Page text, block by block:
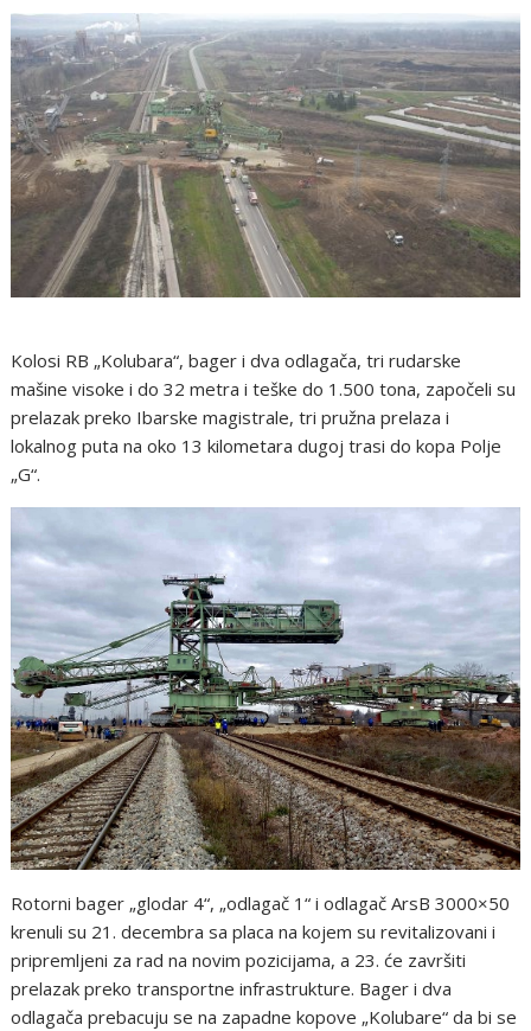
Kolosi RB „Kolubara“, bager i dva odlagača, tri rudarske
mašine visoke i do 32 metra i teške do 1.500 tona, započeli su
prelazak preko Ibarske magistrale, tri pružna prelaza i
lokalnog puta na oko 13 kilometara dugoj trasi do kopa Polje
„G“.
Rotorni bager „glodar 4“, „odlagač 1“ i odlagač ArsB 3000×50
krenuli su 21. decembra sa placa na kojem su revitalizovani i
pripremljeni za rad na novim pozicijama, a 23. će završiti
prelazak preko transportne infrastrukture. Bager i dva
odlagača prebacuju se na zapadne kopove „Kolubare“ da bi se